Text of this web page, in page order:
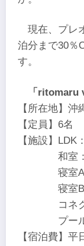
現在、プレ
泊分まで30％
す。
「ritomaru
【所在地】
【定員】6名
【施設】LDK
和室：
寝室A：
寝室B：
コネクテ
プール：
【宿泊費】平